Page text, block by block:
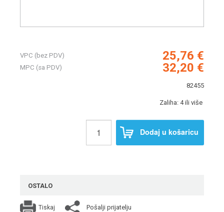
VPC (bez PDV) 25,76 €
MPC (sa PDV) 32,20 €
82455
Zaliha: 4 ili više
Dodaj u košaricu
OSTALO
Tiskaj Pošalji prijatelju